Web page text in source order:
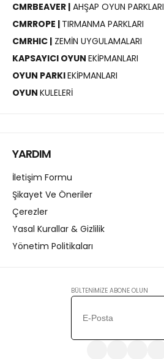
CMRBEAVER | AHŞAP OYUN PARKLARI
CMRROPE | TIRMANMA PARKLARI
CMRHIC | ZEMİN UYGULAMALARI
KAPSAYICI OYUN EKİPMANLARI
OYUN PARKIEKİPMANLARI
OYUN KULELERİ
YARDIM
İletişim Formu
Şikayet Ve Öneriler
Çerezler
Yasal Kurallar & Gizlilik
Yönetim Politikaları
BÜLTENİMİZE ABONE OLUN